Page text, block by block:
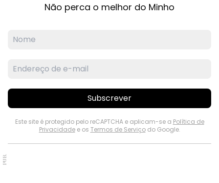
Não perca o melhor do Minho
Subscrever
Este site é protegido pelo reCAPTCHA e aplicam-se a Política de
Privacidadee os Termos de Serviçodo Google.
PUB.